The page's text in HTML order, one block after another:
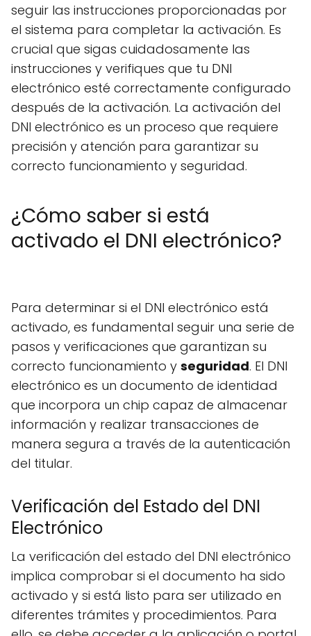
seguir las instrucciones proporcionadas por
el sistema para completar la activación. Es
crucial que sigas cuidadosamente las
instrucciones y verifiques que tu DNI
electrónico esté correctamente configurado
después de la activación. La activación del
DNI electrónico es un proceso que requiere
precisión y atención para garantizar su
correcto funcionamiento y seguridad.
¿Cómo saber si está
activado el DNI electrónico?
Para determinar si el DNI electrónico está
activado, es fundamental seguir una serie de
pasos y verificaciones que garantizan su
correcto funcionamiento y seguridad. El DNI
electrónico es un documento de identidad
que incorpora un chip capaz de almacenar
información y realizar transacciones de
manera segura a través de la autenticación
del titular.
Verificación del Estado del DNI
Electrónico
La verificación del estado del DNI electrónico
implica comprobar si el documento ha sido
activado y si está listo para ser utilizado en
diferentes trámites y procedimientos. Para